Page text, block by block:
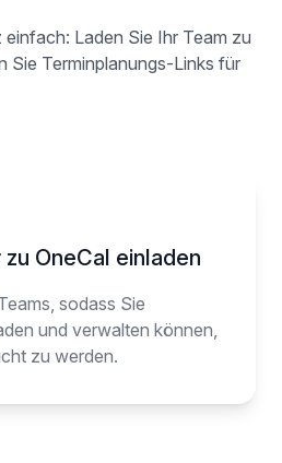
Laden Sie Ihr Team zu
Sie Terminplanungs-Links für
OneCal einladen
sodass Sie
und verwalten können,
zu werden.